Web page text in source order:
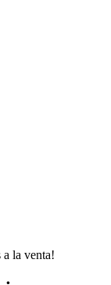
la venta!